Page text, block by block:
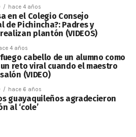
hace 4 años
en el Colegio Consejo
de Pichincha?: Padres y
plantón (VIDEOS)
4 años
cabello de un alumno como
reto viral cuando el maestro
(VIDEO)
hace 6 años
guayaquileños agradecieron
al ‘cole’